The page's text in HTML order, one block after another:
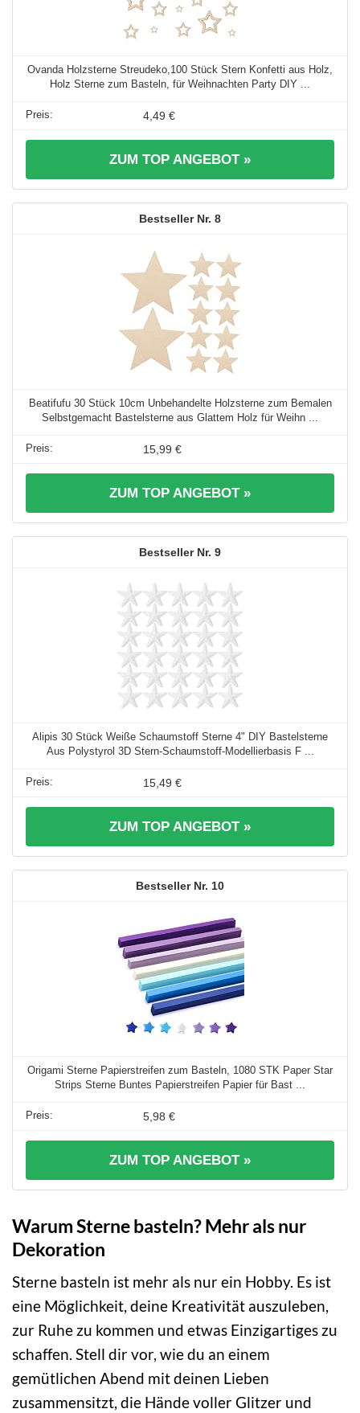
Ovanda Holzsterne Streudeko,100 Stück Stern Konfetti aus Holz,
Holz Sterne zum Basteln, für Weihnachten Party DIY ...
4,49 €
ZUM TOP ANGEBOT »
8
Beatifufu 30 Stück 10cm Unbehandelte Holzsterne zum Bemalen
Selbstgemacht Bastelsterne aus Glattem Holz für Weihn ...
15,99 €
ZUM TOP ANGEBOT »
9
Alipis 30 Stück Weiße Schaumstoff Sterne 4" DIY Bastelsterne
Aus Polystyrol 3D Stern-Schaumstoff-Modellierbasis F ...
15,49 €
ZUM TOP ANGEBOT »
10
Origami Sterne Papierstreifen zum Basteln, 1080 STK Paper Star
Strips Sterne Buntes Papierstreifen Papier für Bast ...
5,98 €
ZUM TOP ANGEBOT »
Warum Sterne basteln? Mehr als nur
Dekoration
Sterne basteln ist mehr als nur ein Hobby. Es ist
eine Möglichkeit, deine Kreativität auszuleben,
zur Ruhe zu kommen und etwas Einzigartiges zu
schaffen. Stell dir vor, wie du an einem
gemütlichen Abend mit deinen Lieben
zusammensitzt, die Hände voller Glitzer und